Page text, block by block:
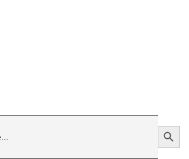
Search Button